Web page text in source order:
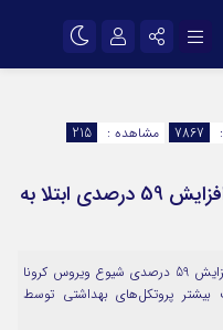
ایتا
اپلیکیشن
7867 مشاهده :
215
ایذه در وضعیت هشدار کرونایی/افزایش 59 درصدی ابتلا به
رئیس دانشگاه علوم پزشکی اهواز نسبت به افزایش 59 درصدی شیوع ویروس کرونا
بیشتر پروتکل‌های بهداشتی توسط